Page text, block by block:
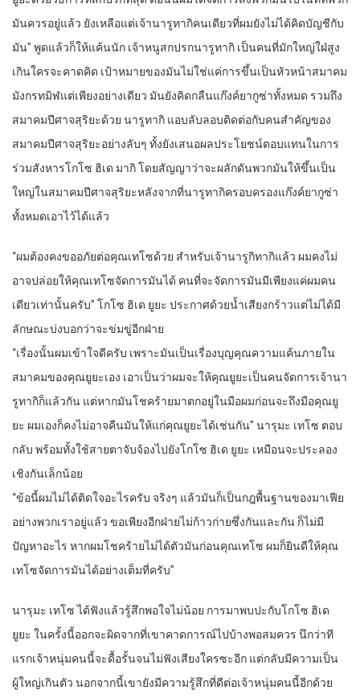
มันควรอยู่แล้ว ยังเหลือแต่เจ้านารูทากิคนเดียวที่ผมยังไม่ได้คิดบัญชีกับ
มัน” พูดแล้วก็ให้แค้นนัก เจ้าหนูสกปรกนารูทากิ เป็นคนที่มักใหญ่ใฝ่สูง
เกินใครจะคาดคิด เป้าหมายของมันไม่ใช่แค่การขึ้นเป็นหัวหน้าสมาคม
มังกรทมิฬแต่เพียงอย่างเดียว มันยังคิดกลืนแก๊งค์ยากูซ่าทั้งหมด รวมถึง
สมาคมปีศาจสุริยะด้วย นารูทากิ แอบลับลอบติดต่อกับคนสำคัญของ
สมาคมปีศาจสุริยะอย่างลับๆ ทั้งยังเสนอผลประโยชน์ตอบแทนในการ
ร่วมสังหารโกโซ ฮิเด มากิ โดยสัญญาว่าจะผลักดันพวกมันให้ขึ้นเป็น
ใหญ่ในสมาคมปีศาจสุริยะหลังจากที่นารูทากิครอบครองแก๊งค์ยากูซ่า
ทั้งหมดเอาไว้ได้แล้ว
“ผมต้องคงขออภัยต่อคุณเทโซด้วย สำหรับเจ้านารูกิทากิแล้ว ผมคงไม่
อาจปล่อยให้คุณเทโซจัดการมันได้ คนที่จะจัดการมันมีเพียงแค่ผมคน
เดียวเท่านั้นครับ” โกโซ ฮิเด ยูยะ ประกาศด้วยน้ำเสียงกร้าวแต่ไม่ได้มี
ลักษณะบ่งบอกว่าจะข่มขู่อีกฝ่าย
“เรื่องนั้นผมเข้าใจดีครับ เพราะมันเป็นเรื่องบุญคุณความแค้นภายใน
สมาคมของคุณยูยะเอง เอาเป็นว่าผมจะให้คุณยูยะเป็นคนจัดการเจ้านา
รูทากิก็แล้วกัน แต่หากมันโชคร้ายมาตกอยู่ในมือผมก่อนจะถึงมือคุณยู
ยะ ผมเองก็คงไม่อาจคืนมันให้แก่คุณยูยะได้เช่นกัน” นารุมะ เทโซ ตอบ
กลับ พร้อมทั้งใช้สายตาจับจ้องไปยังโกโซ ฮิเด ยูยะ เหมือนจะประลอง
เชิงกันเล็กน้อย
“ข้อนี้ผมไม่ได้ติดใจอะไรครับ จริงๆ แล้วมันก็เป็นกฎพื้นฐานของมาเฟีย
อย่างพวกเราอยู่แล้ว ขอเพียงอีกฝ่ายไม่ก้าวก่ายซึ่งกันและกัน ก็ไม่มี
ปัญหาอะไร หากผมโชคร้ายไม่ได้ตัวมันก่อนคุณเทโซ ผมก็ยินดีให้คุณ
เทโซจัดการมันได้อย่างเต็มที่ครับ”
นารุมะ เทโซ ได้ฟังแล้วรู้สึกพอใจไม่น้อย การมาพบปะกับโกโซ ฮิเด
ยูยะ ในครั้งนี้ออกจะผิดจากที่เขาคาดการณ์ไปบ้างพอสมควร นึกว่าที
แรกเจ้าหนุ่มคนนี้จะดื้อรั้นจนไม่ฟังเสียงใครซะอีก แต่กลับมีความเป็น
ผู้ใหญ่เกินตัว นอกจากนี้เขายังมีความรู้สึกที่ดีต่อเจ้าหนุ่มคนนี้อีกด้วย